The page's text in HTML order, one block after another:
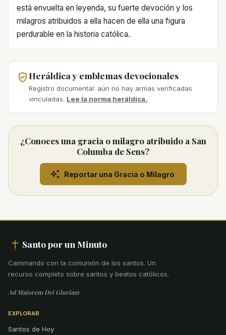
está envuelta en leyenda, su fuerte devoción y los
milagros atribuidos a ella hacen de ella una figura
perdurable en la historia católica.
Heráldica y emblemas devocionales
Registro documental: aún no hay armas verificadas
vinculadas. Lee la norma heráldica.
¿Conoces una gracia o milagro atribuido a San
Columba de Sens?
Reportar una Gracia o Milagro
Santo por un Minuto
Caminando con la comunión de los santos. Un
recurso completo sobre santos y beatos católicos.
Ad Maiorem Dei Gloriam
EXPLORAR
Santos de Hoy